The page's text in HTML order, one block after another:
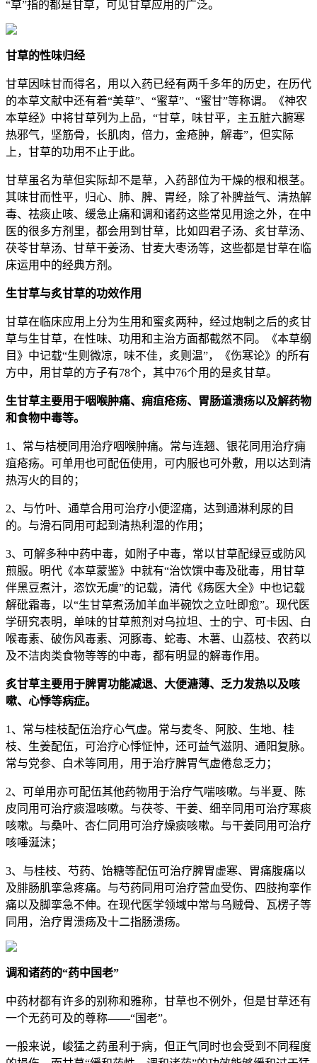
“草”指的都是甘草，可见甘草应用的广泛。
甘草的性味归经
甘草因味甘而得名，用以入药已经有两千多年的历史，在历代
的本草文献中还有着“美草”、“蜜草”、“蜜甘”等称谓。《神农
本草经》中将甘草列为上品，“甘草，味甘平，主五脏六腑寒
热邪气，坚筋骨，长肌肉，倍力，金疮肿，解毒”，但实际
上，甘草的功用不止于此。
甘草虽名为草但实际却不是草，入药部位为干燥的根和根茎。
其味甘而性平，归心、肺、脾、胃经，除了补脾益气、清热解
毒、祛痰止咳、缓急止痛和调和诸药这些常见用途之外，在中
医的很多方剂里，都会用到甘草，比如四君子汤、炙甘草汤、
茯苓甘草汤、甘草干姜汤、甘麦大枣汤等，这些都是甘草在临
床运用中的经典方剂。
生甘草与炙甘草的功效作用
甘草在临床应用上分为生用和蜜炙两种，经过炮制之后的炙甘
草与生甘草，在性味、功用和主治方面都截然不同。《本草纲
目》中记载“生则微凉，味不佳，炙则温”，《伤寒论》的所有
方中，用甘草的方子有78个，其中76个用的是炙甘草。
生甘草主要用于咽喉肿痛、痈疽疮疡、胃肠道溃疡以及解药物
和食物中毒等。
1、常与桔梗同用治疗咽喉肿痛。常与连翘、银花同用治疗痈
疽疮疡。可单用也可配伍使用，可内服也可外敷，用以达到清
热泻火的目的；
2、与竹叶、通草合用可治疗小便涩痛，达到通淋利尿的目
的。与滑石同用可起到清热利湿的作用；
3、可解多种中药中毒，如附子中毒，常以甘草配绿豆或防风
煎服。明代《本草蒙鉴》中就有“治饮馔中毒及砒毒，用甘草
伴黑豆煮汁，恣饮无虞”的记载，清代《疡医大全》中也记载
解砒霜毒，以“生甘草煮汤加羊血半碗饮之立吐即愈”。现代医
学研究表明，单味的甘草煎剂对乌拉坦、士的宁、可卡因、白
喉毒素、破伤风毒素、河豚毒、蛇毒、木薯、山荔枝、农药以
及不洁肉类食物等等的中毒，都有明显的解毒作用。
炙甘草主要用于脾胃功能减退、大便溏薄、乏力发热以及咳
嗽、心悸等病症。
1、常与桂枝配伍治疗心气虚。常与麦冬、阿胶、生地、桂
枝、生姜配伍，可治疗心悸怔忡，还可益气滋阴、通阳复脉。
常与党参、白术等同用，用于治疗脾胃气虚倦怠乏力；
2、可单用亦可配伍其他药物用于治疗气喘咳嗽。与半夏、陈
皮同用可治疗痰湿咳嗽。与茯苓、干姜、细辛同用可治疗寒痰
咳嗽。与桑叶、杏仁同用可治疗燥痰咳嗽。与干姜同用可治疗
咳唾涎沫；
3、与桂枝、芍药、饴糖等配伍可治疗脾胃虚寒、胃痛腹痛以
及腓肠肌挛急疼痛。与芍药同用可治疗营血受伤、四肢拘挛作
痛以及脚挛急不伸。在现代医学领域中常与乌贼骨、瓦楞子等
同用，治疗胃溃疡及十二指肠溃疡。
调和诸药的“药中国老”
中药材都有许多的别称和雅称，甘草也不例外，但是甘草还有
一个无药可及的尊称——“国老”。
一般来说，峻猛之药虽利于病，但正气同时也会受到不同程度